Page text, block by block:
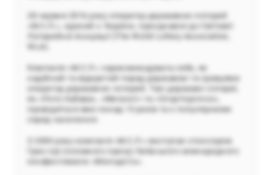
28 червня 2016 року оператор державних лотерей
«М.С.Л.», єдиний з України, приєднався до Світової
Лотерейної Асоціації (The World Lottery Association,
Компанія «М.С.Л.» зарекомендувала себе, як
надійний та відкритий перед державою та гравцями
оператор державних лотерей. Такі державні лотереї,
як «Лото-Забава», «Мегалот» та «Спортпрогноз»,
проводяться вже понад 15 років та є популярними
серед населення.
З 2000 року компанія «М.С.Л.» виступає спонсором
Гран-прі (головного призу) Київського міжнародного
кінофестивалю «Молодість».